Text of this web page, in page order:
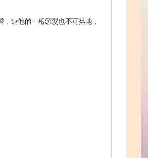
連他的一根頭髮也不可落地，